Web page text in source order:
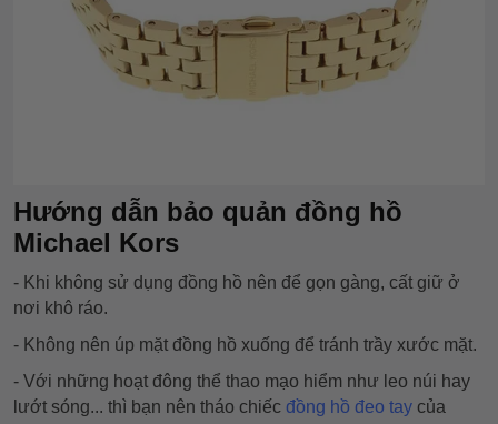
Hướng dẫn bảo quản đồng hồ
Michael Kors
- Khi không sử dụng đồng hồ nên để gọn gàng, cất giữ ở
nơi khô ráo.
- Không nên úp mặt đồng hồ xuống để tránh trầy xước mặt.
- Với những hoạt đông thể thao mạo hiểm như leo núi hay
lướt sóng... thì bạn nên tháo chiếc đồng hồ đeo tay của